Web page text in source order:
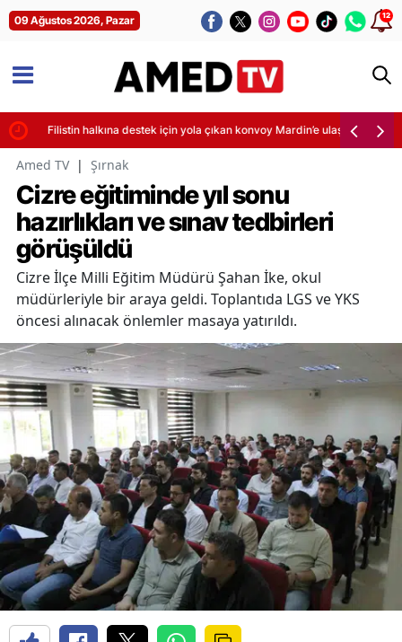
09 Ağustos 2026, Pazar 12
Filistin halkına destek için yola çıkan konvoy Mardin’e ulaştı
Amed TV | Şırnak
Cizre eğitiminde yıl sonu
hazırlıkları ve sınav tedbirleri
görüşüldü
Cizre İlçe Milli Eğitim Müdürü Şahan İke, okul
müdürleriyle bir araya geldi. Toplantıda LGS ve YKS
öncesi alınacak önlemler masaya yatırıldı.